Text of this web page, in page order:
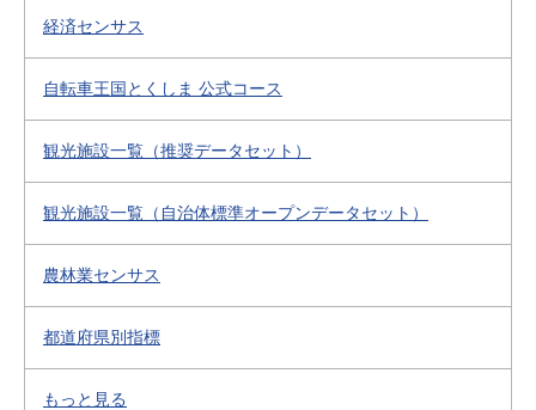
経済センサス
自転車王国とくしま 公式コース
観光施設一覧（推奨データセット）
観光施設一覧（自治体標準オープンデータセット）
農林業センサス
都道府県別指標
もっと見る